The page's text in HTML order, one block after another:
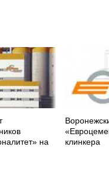
на
клинкера